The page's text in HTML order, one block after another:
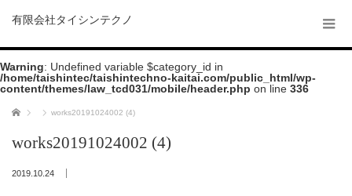
有限会社タイシンテクノ
Warning: Undefined variable $category_id in
/home/taishintec/taishintechno-kaitai.com/public_html/wp-
content/themes/law_tcd031/mobile/header.php on line 336
ホーム works20191024002 (4)
works20191024002 (4)
2019.10.24